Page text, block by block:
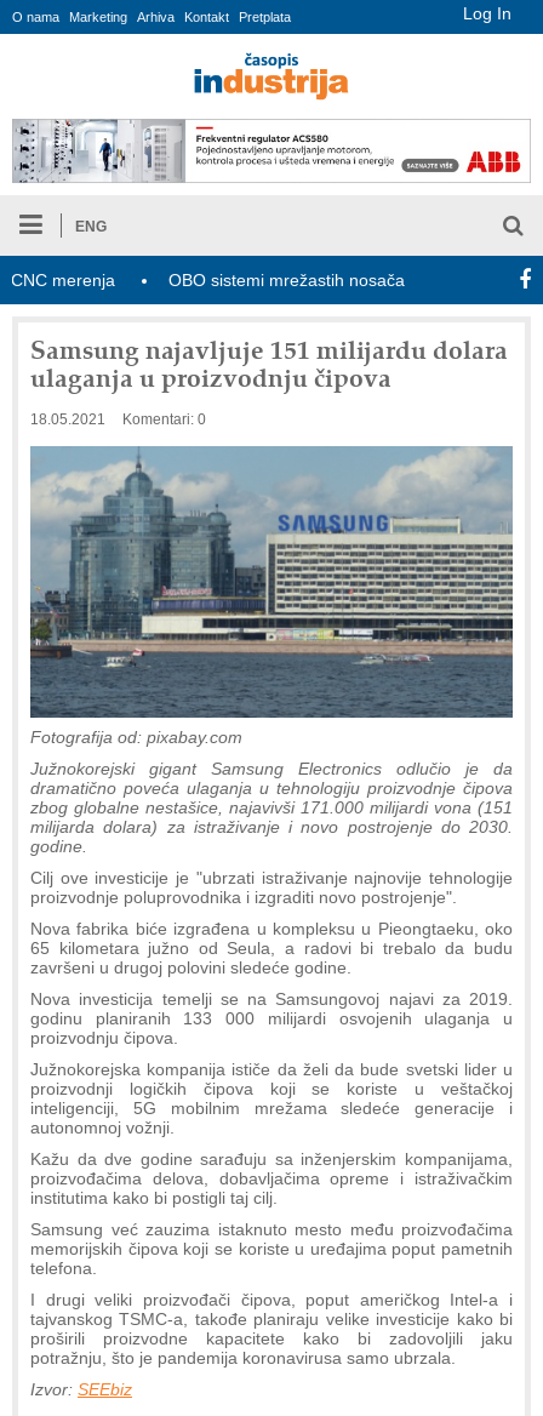
Log In
O nama Marketing Arhiva Kontakt Pretplata
ENG
merenja OBO sistemi mrežastih nosača kablova Novi
Samsung najavljuje 151 milijardu dolara
ulaganja u proizvodnju čipova
18.05.2021 Komentari: 0
Fotografija od: pixabay.com
Južnokorejski gigant Samsung Electronics odlučio je da
dramatično poveća ulaganja u tehnologiju proizvodnje čipova
zbog globalne nestašice, najavivši 171.000 milijardi vona (151
milijarda dolara) za istraživanje i novo postrojenje do 2030.
godine.
Cilj ove investicije je "ubrzati istraživanje najnovije tehnologije
proizvodnje poluprovodnika i izgraditi novo postrojenje".
Nova fabrika biće izgrađena u kompleksu u Pieongtaeku, oko
65 kilometara južno od Seula, a radovi bi trebalo da budu
završeni u drugoj polovini sledeće godine.
Nova investicija temelji se na Samsungovoj najavi za 2019.
godinu planiranih 133 000 milijardi osvojenih ulaganja u
proizvodnju čipova.
Južnokorejska kompanija ističe da želi da bude svetski lider u
proizvodnji logičkih čipova koji se koriste u veštačkoj
inteligenciji, 5G mobilnim mrežama sledeće generacije i
autonomnoj vožnji.
Kažu da dve godine sarađuju sa inženjerskim kompanijama,
proizvođačima delova, dobavljačima opreme i istraživačkim
institutima kako bi postigli taj cilj.
Samsung već zauzima istaknuto mesto među proizvođačima
memorijskih čipova koji se koriste u uređajima poput pametnih
telefona.
I drugi veliki proizvođači čipova, poput američkog Intel-a i
tajvanskog TSMC-a, takođe planiraju velike investicije kako bi
proširili proizvodne kapacitete kako bi zadovoljili jaku
potražnju, što je pandemija koronavirusa samo ubrzala.
Izvor: SEEbiz